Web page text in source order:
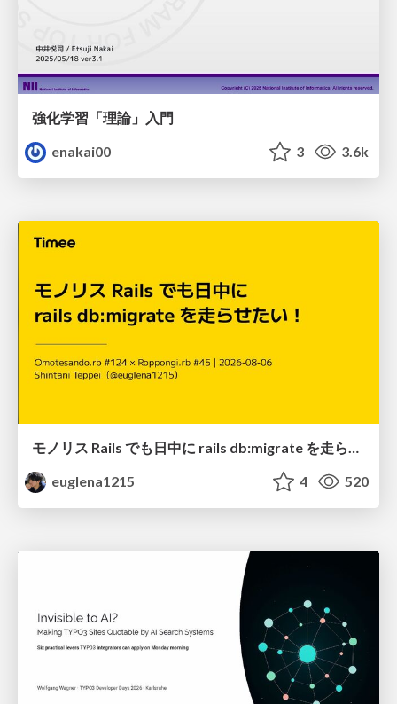
強化学習「理論」入門
enakai00
3 3.6k
モノリス Rails でも日中に rails db:migrate を走らせたい！ / Daytime rails db:migrate on Monolithic Rails!
euglena1215
4 520